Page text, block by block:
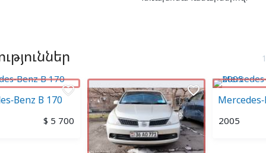
Benz B 170
$ 5 700
favorite_border favorite_border
2005